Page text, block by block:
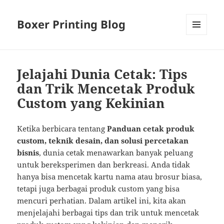
Boxer Printing Blog
Jelajahi Dunia Cetak: Tips
dan Trik Mencetak Produk
Custom yang Kekinian
Ketika berbicara tentangPanduan cetak produk
custom, teknik desain, dan solusi percetakan
bisnis, dunia cetak menawarkan banyak peluang
untuk bereksperimen dan berkreasi. Anda tidak
hanya bisa mencetak kartu nama atau brosur biasa,
tetapi juga berbagai produk custom yang bisa
mencuri perhatian. Dalam artikel ini, kita akan
menjelajahi berbagai tips dan trik untuk mencetak